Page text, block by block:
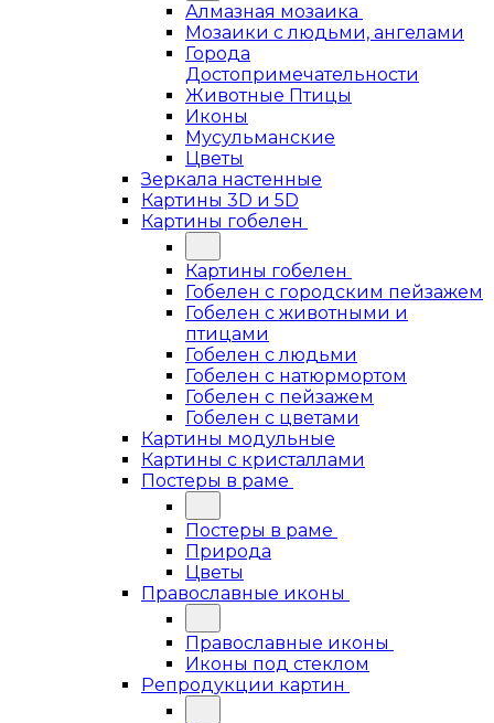
Алмазная мозаика
Мозаики с людьми, ангелами
Города
Достопримечательности
Животные Птицы
Иконы
Мусульманские
Цветы
Зеркала настенные
Картины 3D и 5D
Картины гобелен
Картины гобелен
Гобелен с городским пейзажем
Гобелен с животными и
птицами
Гобелен с людьми
Гобелен с натюрмортом
Гобелен с пейзажем
Гобелен с цветами
Картины модульные
Картины с кристаллами
Постеры в раме
Постеры в раме
Природа
Цветы
Православные иконы
Православные иконы
Иконы под стеклом
Репродукции картин